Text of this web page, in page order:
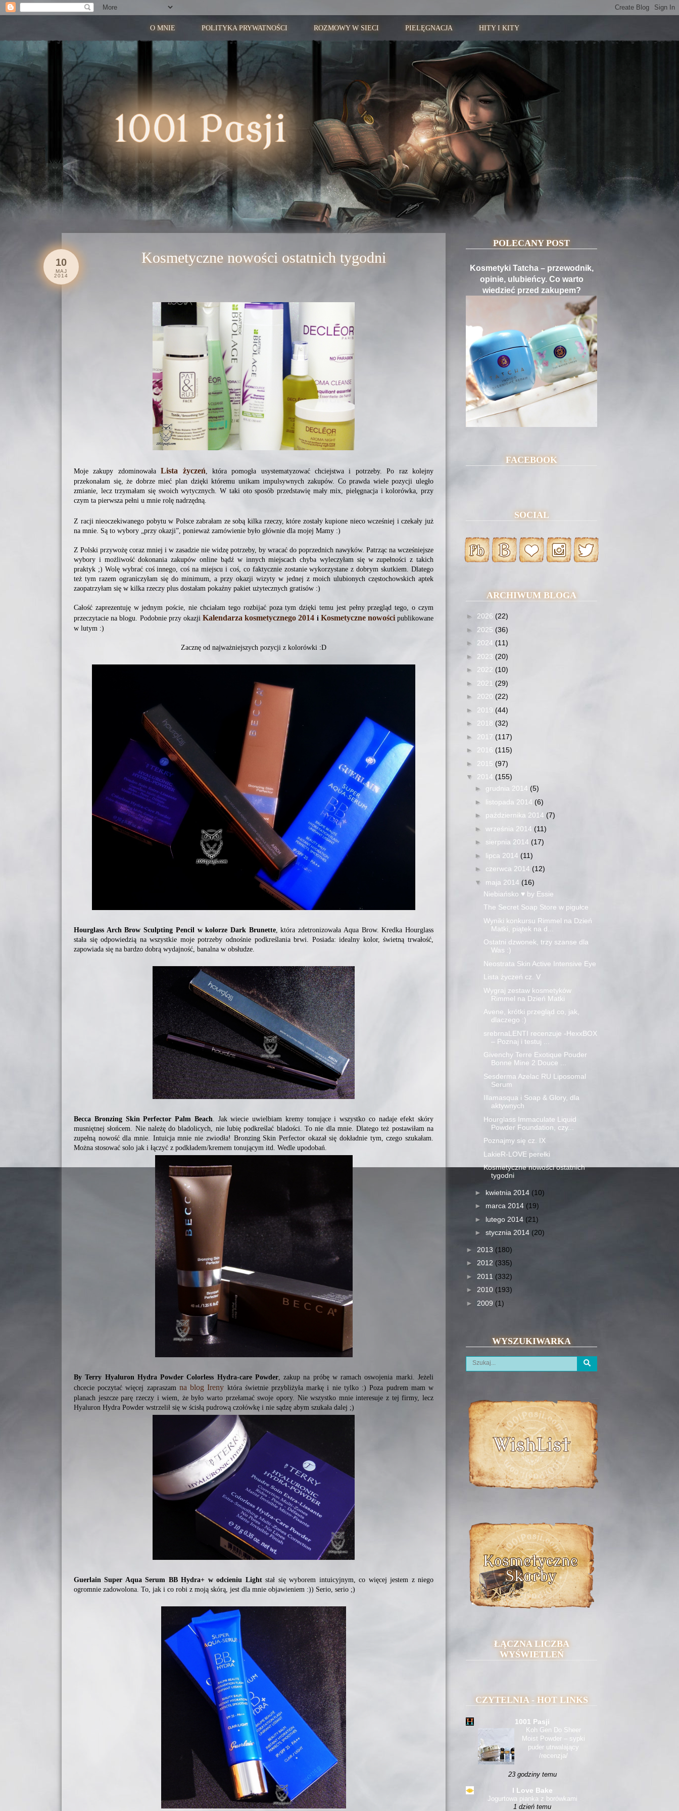
O MNIE POLITYKA PRYWATNOŚCI ROZMOWY W SIECI PIELĘGNACJA HITY I KITY
10
MAJ
2014
Kosmetyczne nowości ostatnich tygodni
Moje zakupy zdominowałaLista życzeń, która pomogła usystematyzować chciejstwa i potrzeby. Po raz kolejny
przekonałam się, że dobrze mieć plan dzięki któremu unikam impulsywnych zakupów. Co prawda wiele pozycji uległo
zmianie, lecz trzymałam się swoich wytycznych. W taki oto sposób przedstawię mały mix, pielęgnacja i kolorówka, przy
czym ta pierwsza pełni u mnie rolę nadrzędną.
Z racji nieoczekiwanego pobytu w Polsce zabrałam ze sobą kilka rzeczy, które zostały kupione nieco wcześniej i czekały już
na mnie. Są to wybory „przy okazji”, ponieważ zamówienie było głównie dla mojej Mamy :)
Z Polski przywożę coraz mniej i w zasadzie nie widzę potrzeby, by wracać do poprzednich nawyków. Patrząc na wcześniejsze
wybory i możliwość dokonania zakupów online bądź w innych miejscach chyba wyleczyłam się w zupełności z takich
praktyk ;) Wolę wybrać coś innego, coś na miejscu i coś, co faktycznie zostanie wykorzystane z dobrym skutkiem. Dlatego
też tym razem ograniczyłam się do minimum, a przy okazji wizyty w jednej z moich ulubionych częstochowskich aptek
zaopatrzyłam się w kilka rzeczy plus dostałam pokaźny pakiet użytecznych gratisów :)
Całość zaprezentuję w jednym poście, nie chciałam tego rozbijać poza tym dzięki temu jest pełny przegląd tego, o czym
przeczytacie na blogu. Podobnie przy okazji Kalendarza kosmetycznego 2014 i Kosmetyczne nowości publikowane
w lutym :)
Zacznę od najważniejszych pozycji z kolorówki :D
Hourglass Arch Brow Sculpting Pencil w kolorze Dark Brunette, która zdetronizowała Aqua Brow. Kredka Hourglass
stała się odpowiedzią na wszystkie moje potrzeby odnośnie podkreślania brwi. Posiada: idealny kolor, świetną trwałość,
zapowiada się na bardzo dobrą wydajność, banalna w obsłudze.
Becca Bronzing Skin Perfector Palm Beach. Jak wiecie uwielbiam kremy tonujące i wszystko co nadaje efekt skóry
musniętnej słońcem. Nie należę do bladolicych, nie lubię podkreślać bladości. To nie dla mnie. Dlatego też postawiłam na
zupełną nowość dla mnie. Intuicja mnie nie zwiodła! Bronzing Skin Perfector okazał się dokładnie tym, czego szukałam.
Można stosować solo jak i łączyć z podkładem/kremem tonującym itd. Wedle upodobań.
By Terry Hyaluron Hydra Powder Colorless Hydra-care Powder, zakup na próbę w ramach oswojenia marki. Jeżeli
chcecie poczytać więcej zapraszam na blog Ireny która świetnie przybliżyła markę i nie tylko :) Poza pudrem mam w
planach jeszcze parę rzeczy i wiem, że było warto przełamać swoje opory. Nie wszystko mnie interesuje z tej firmy, lecz
Hyaluron Hydra Powder wstrzelił się w ścisłą pudrową czołówkę i nie sądzę abym szukała dalej ;)
Guerlain Super Aqua Serum BB Hydra+ w odcieniu Lightstał się wyborem intuicyjnym, co więcej jestem z niego
ogromnie zadowolona. To, jak i co robi z moją skórą, jest dla mnie objawieniem :)) Serio, serio ;)
POLECANY POST
Kosmetyki Tatcha – przewodnik,
opinie, ulubieńcy. Co warto
wiedzieć przed zakupem?
FACEBOOK
SOCIAL
ARCHIWUM BLOGA
► 2026 (22)
► 2025 (36)
► 2024 (11)
► 2023 (20)
► 2022 (10)
► 2021 (29)
► 2020 (22)
► 2019 (44)
► 2018 (32)
► 2017 (117)
► 2016 (115)
► 2015 (97)
▼ 2014 (155)
► grudnia 2014 (5)
► listopada 2014 (6)
► października 2014 (7)
► września 2014 (11)
► sierpnia 2014 (17)
► lipca 2014 (11)
► czerwca 2014 (12)
▼ maja 2014 (16)
Niebiańsko ♥ by Essie
The Secret Soap Store w pigułce
Wyniki konkursu Rimmel na Dzień
Matki, piątek na d...
Ostatni dzwonek, trzy szanse dla
Was :)
Neostrata Skin Active Intensive Eye
Lista życzeń cz. V
Wygraj zestaw kosmetyków
Rimmel na Dzień Matki
Avene, krótki przegląd co, jak,
dlaczego :)
srebrnaLENTI recenzuje -HexxBOX
– Poznaj i testuj ...
Givenchy Terre Exotique Pouder
Bonne Mine 2 Douce ...
Sesderma Azelac RU Liposomal
Serum
Illamasqua i Soap & Glory, dla
aktywnych
Hourglass Immaculate Liquid
Powder Foundation, czy...
Poznajmy się cz. IX
LakieR-LOVE perełki
Kosmetyczne nowości ostatnich
tygodni
► kwietnia 2014 (10)
► marca 2014 (19)
► lutego 2014 (21)
► stycznia 2014 (20)
► 2013 (180)
► 2012 (335)
► 2011 (332)
► 2010 (193)
► 2009 (1)
WYSZUKIWARKA
ŁĄCZNA LICZBA
WYŚWIETLEŃ
CZYTELNIA - HOT LINKS
1001 Pasji
Koh Gen Do Sheer
Moist Powder – sypki
puder utrwalający
/recenzja/
23 godziny temu
I Love Bake
Jogurtowa pianka z borówkami
1 dzień temu